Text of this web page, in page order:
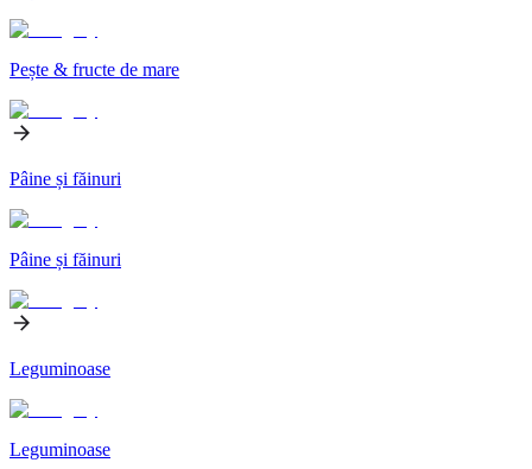
Pește & fructe de mare
Pâine și făinuri
Pâine și făinuri
Leguminoase
Leguminoase